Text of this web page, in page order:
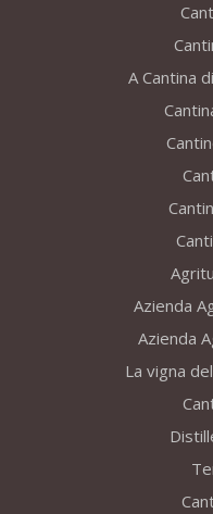
A Cantina
Azienda
Azienda
La vigna